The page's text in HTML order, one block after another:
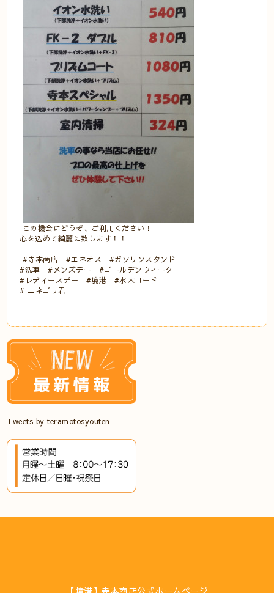
この機会にどうぞ、ご利用ください！
心を込めて綺麗に致します！！
#寺本商店 #エネオス #ガソリンスタンド
#洗車 #メンズデー #ゴールデンウィーク
#レディースデー #境港 #水木ロード
# エネゴリ君
Tweets by teramotosyouten
【境港】寺本商店公式ホームページ